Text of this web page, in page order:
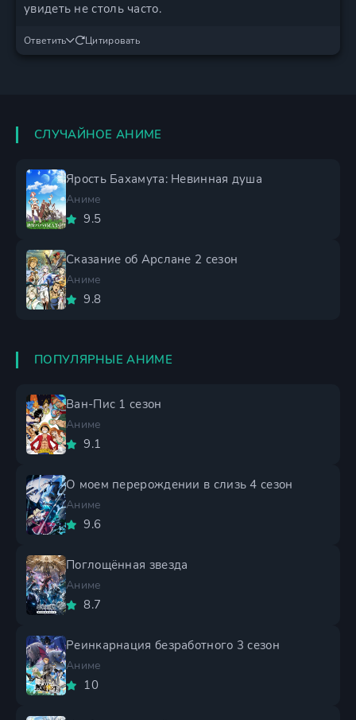
увидеть не столь часто.
Ответить Цитировать
СЛУЧАЙНОЕ АНИМЕ
Ярость Бахамута: Невинная душа
Аниме
9.5
Сказание об Арслане 2 сезон
Аниме
9.8
ПОПУЛЯРНЫЕ АНИМЕ
Ван-Пис 1 сезон
Аниме
9.1
О моем перерождении в слизь 4 сезон
Аниме
9.6
Поглощённая звезда
Аниме
8.7
Реинкарнация безработного 3 сезон
Аниме
10